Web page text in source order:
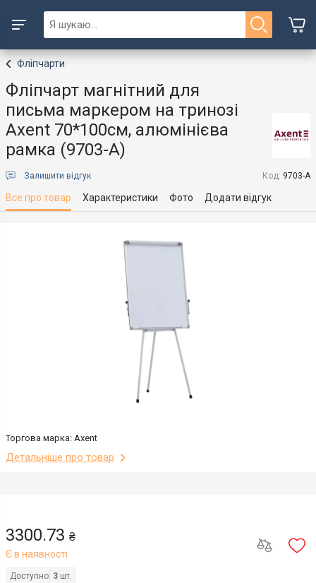
Фліпчарти
Фліпчарт магнітний для
письма маркером на тринозі
Axent 70*100cм, алюмінієва
рамка (9703-A)
Залишити відгук Код: 9703-A
Все про товар Характеристики Фото Додати відгук
Торгова марка: Axent
Детальніше про товар
3300.73 ₴
Є в наявності
Доступно: 3 шт.